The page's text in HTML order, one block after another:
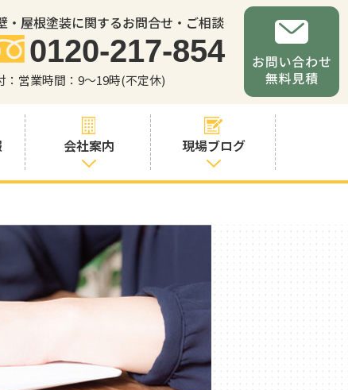
・屋根塗装に関するお問合せ・ご相談
0120-217-854
：営業時間：9～19時(不定休)
会社案内
職人・スタッフ
紹介
お問い合わせか
らの流れ
求人情報
現場ブログ